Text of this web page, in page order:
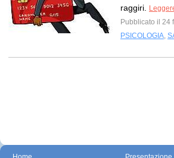
raggiri.
Pubblicato il 24
PSICOLOGIA,